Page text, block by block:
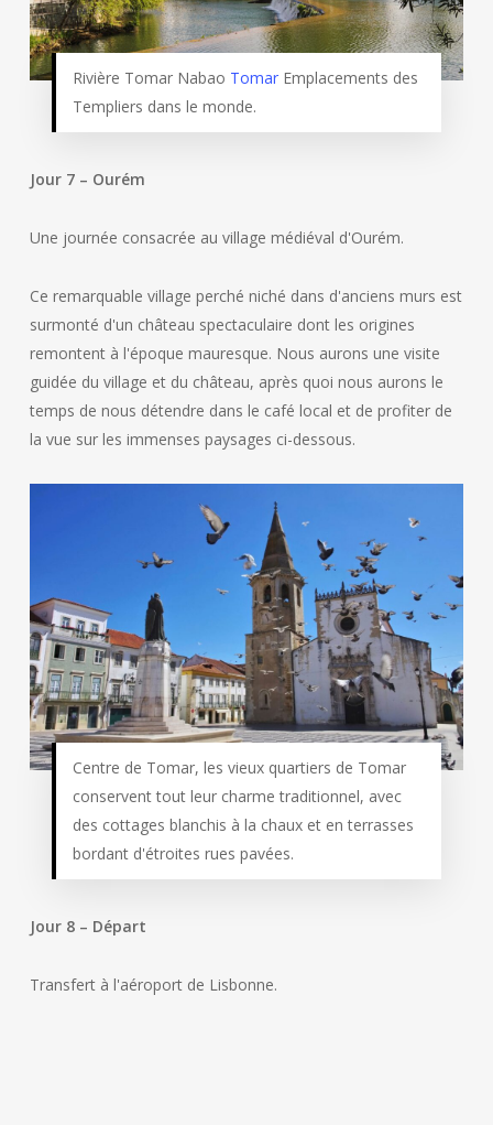
Rivière Tomar Nabao TomarEmplacements des
Templiers dans le monde.
Jour 7 – Ourém
Une journée consacrée au village médiéval d'Ourém.
Ce remarquable village perché niché dans d'anciens murs est
surmonté d'un château spectaculaire dont les origines
remontent à l'époque mauresque. Nous aurons une visite
guidée du village et du château, après quoi nous aurons le
temps de nous détendre dans le café local et de profiter de
la vue sur les immenses paysages ci-dessous.
Centre de Tomar, les vieux quartiers de Tomar
conservent tout leur charme traditionnel, avec
des cottages blanchis à la chaux et en terrasses
bordant d'étroites rues pavées.
Jour 8 – Départ
Transfert à l'aéroport de Lisbonne.